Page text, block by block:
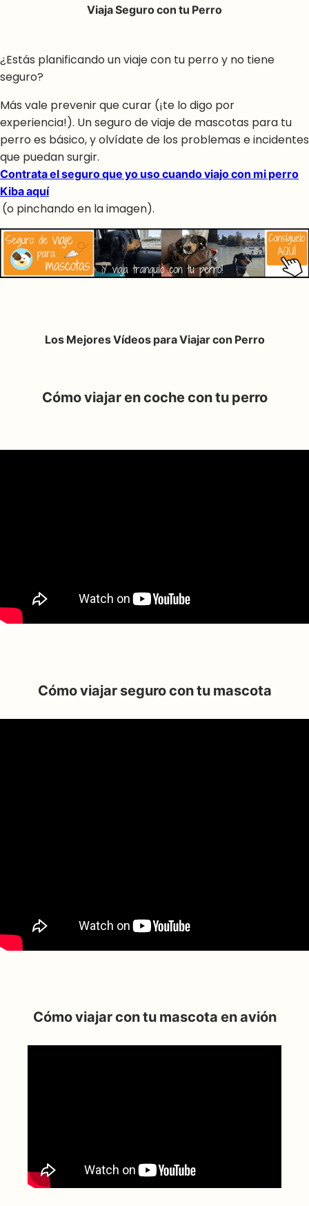
Viaja Seguro con tu Perro
¿Estás planificando un viaje con tu perro y no tiene
seguro?
Más vale prevenir que curar (¡te lo digo por
experiencia!). Un seguro de viaje de mascotas para tu
perro es básico, y olvídate de los problemas e incidentes
que puedan surgir.
Contrata el seguro que yo uso cuando viajo con mi perro
Kiba aquí
(o pinchando en la imagen).
Los Mejores Vídeos para Viajar con Perro
Cómo viajar en coche con tu perro
Cómo viajar seguro con tu mascota
Cómo viajar con tu mascota en avión